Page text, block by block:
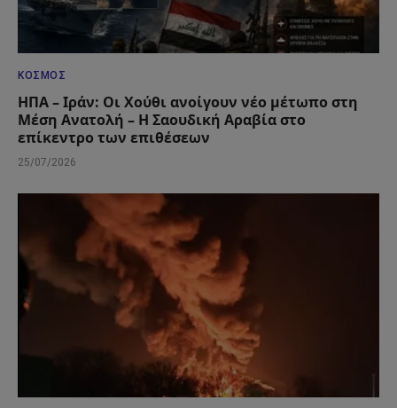
ΚΌΣΜΟΣ
ΗΠΑ – Ιράν: Οι Χούθι ανοίγουν νέο μέτωπο στη
Μέση Ανατολή – Η Σαουδική Αραβία στο
επίκεντρο των επιθέσεων
25/07/2026